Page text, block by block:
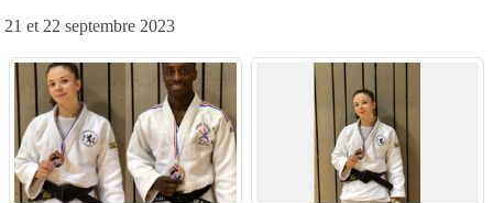
21 et 22 septembre 2023